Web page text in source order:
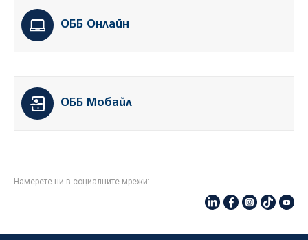
ОББ Онлайн
ОББ Мобайл
Намерете ни в социалните мрежи: